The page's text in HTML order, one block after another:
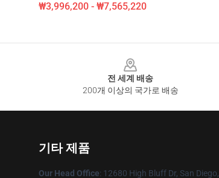
₩3,996,200 - ₩7,565,220
전 세계 배송
200개 이상의 국가로 배송
기타 제품
Our Head Office: 12680 High Bluff Dr, San Diego,